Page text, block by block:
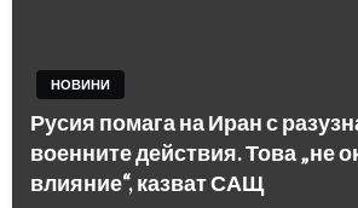
НОВИНИ
Русия помага на Иран с
военните действия. Това „не
влияние“, казват САЩ